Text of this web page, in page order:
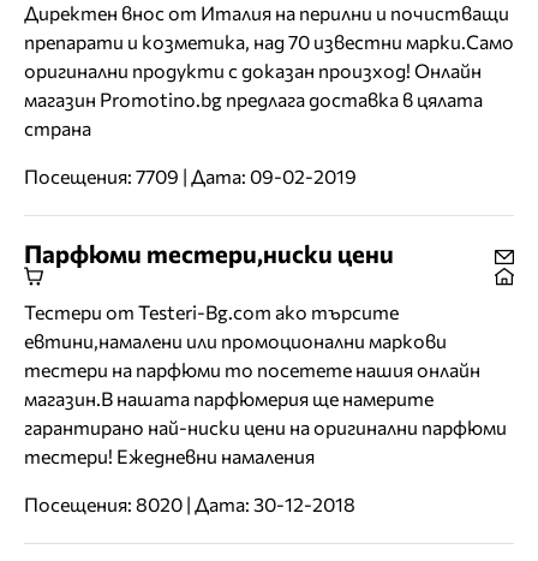
Директен внос от Италия на перилни и почистващи
препарати и козметика, над 70 известни марки.Само
оригинални продукти с доказан произход! Онлайн
магазин Promotino.bg предлага доставка в цялата
страна
Посещения: 7709 | Дата: 09-02-2019
Парфюми тестери,ниски цени
Тестери от Testeri-Bg.com ако търсите
евтини,намалени или промоционални маркови
тестери на парфюми то посетете нашия онлайн
магазин.В нашата парфюмерия ще намерите
гарантирано най-ниски цени на оригинални парфюми
тестери! Ежедневни намаления
Посещения: 8020 | Дата: 30-12-2018